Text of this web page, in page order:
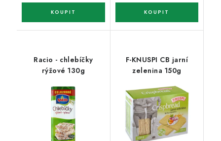
Racio - chlebíčky
rýžové 130g
F-KNUSPI CB jarní
zelenina 150g